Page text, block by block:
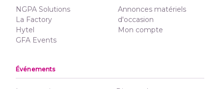
NGPA Solutions
La Factory
Hytel
GFA Events
Annonces matériels
d'occasion
Mon compte
Événements